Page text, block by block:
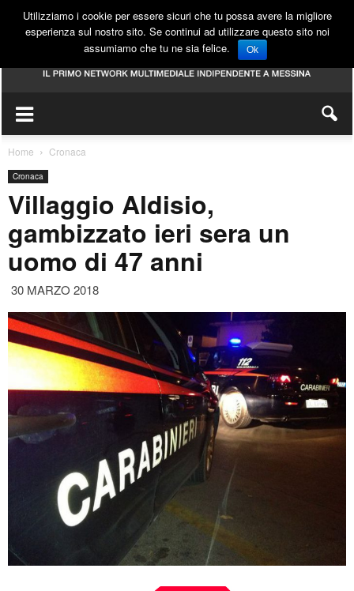
Home Cronaca
Cronaca
Villaggio Aldisio,
gambizzato ieri sera un
uomo di 47 anni
30 MARZO 2018
Utilizziamo i cookie per essere sicuri che tu possa avere la migliore
esperienza sul nostro sito. Se continui ad utilizzare questo sito noi
assumiamo che tu ne sia felice.
Ok